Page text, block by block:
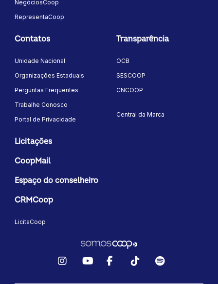
NegóciosCoop
RepresentaCoop
Contatos
Unidade Nacional
Organizações Estaduais
Perguntas Frequentes
Trabalhe Conosco
Portal de Privacidade
Transparência
OCB
SESCOOP
CNCOOP
Central da Marca
Licitações
CoopMail
Espaço do conselheiro
CRMCoop
LicitaCoop